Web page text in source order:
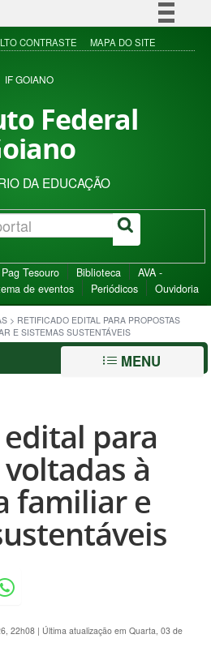
Simplifique!
Acesso à informação
CONTRASTE MAPA DO SITE
IF GOIANO
Federal
DA EDUCAÇÃO
Pag Tesouro Biblioteca
AVA -
de eventos Periódicos Ouvidoria
> RETIFICADO EDITAL PARA PROPOSTAS
E SISTEMAS SUSTENTÁVEIS
MENU
para
à
familiar e
22h08 | Última atualização em Quarta, 03 de